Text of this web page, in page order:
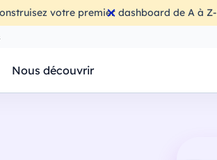
votre premier dashboard de A à Z-
Nous découvrir